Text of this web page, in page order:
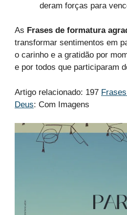
deram forças para
As Frases de formatura
transformar sentimentos em
o carinho e a gratidão por
e por todos que participaram
Artigo relacionado: 197
Deus: Com Imagens